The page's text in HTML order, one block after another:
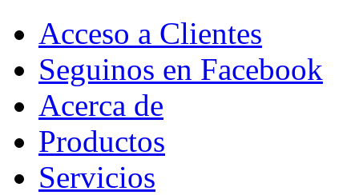
Acceso a Clientes
Seguinos en Facebook
Acerca de
Productos
Servicios